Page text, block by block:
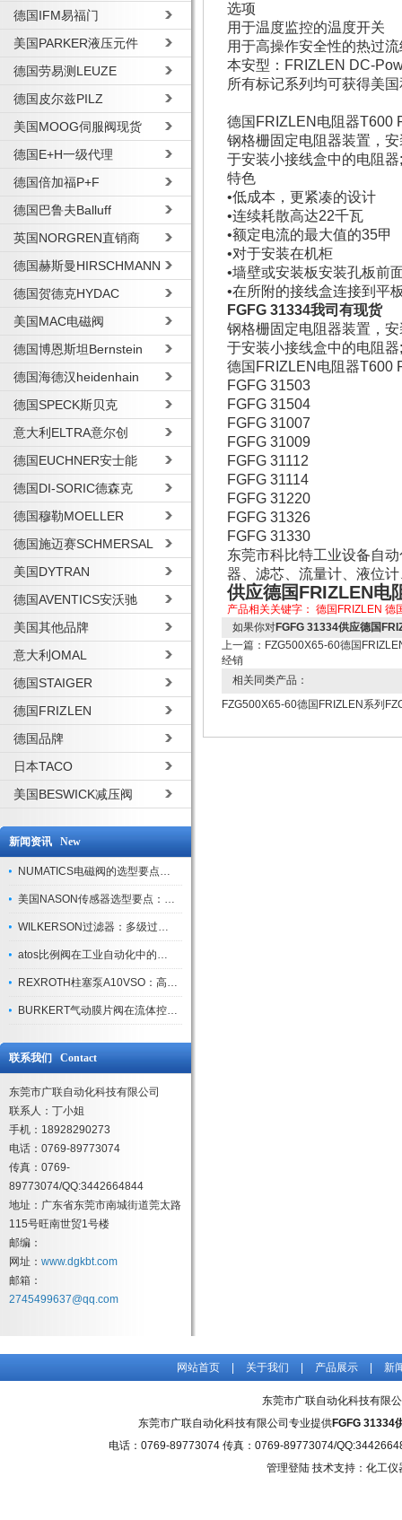
德国IFM易福门
美国PARKER液压元件
德国劳易测LEUZE
德国皮尔兹PILZ
美国MOOG伺服阀现货
德国E+H一级代理
德国倍加福P+F
德国巴鲁夫Balluff
英国NORGREN直销商
德国赫斯曼HIRSCHMANN
德国贺德克HYDAC
美国MAC电磁阀
德国博恩斯坦Bernstein
德国海德汉heidenhain
德国SPECK斯贝克
意大利ELTRA意尔创
德国EUCHNER安士能
德国DI-SORIC德森克
德国穆勒MOELLER
德国施迈赛SCHMERSAL
美国DYTRAN
德国AVENTICS安沃驰
美国其他品牌
意大利OMAL
德国STAIGER
德国FRIZLEN
德国品牌
日本TACO
美国BESWICK减压阀
新闻资讯 New
NUMATICS电磁阀的选型要点与使用注意事项
美国NASON传感器选型要点：精度、量程与接口适配指南
WILKERSON过滤器：多级过滤技术，适配多行业净化需求
atos比例阀在工业自动化中的关键应用
REXROTH柱塞泵A10VSO：高效液压系统的核心组件
BURKERT气动膜片阀在流体控制中的应用
联系我们 Contact
东莞市广联自动化科技有限公司
联系人：丁小姐
手机：18928290273
电话：0769-89773074
传真：0769-
89773074/QQ:3442664844
地址：广东省东莞市南城街道莞太路
115号旺南世贸1号楼
邮编：
网址： www.dgkbt.com
邮箱：
2745499637@qq.com
选项
用于温度监控的温度开关
用于高操作安全性的热过
本安型：FRIZLEN DC-
所有标记系列均可获得美
德国FRIZLEN电阻器T600
钢格栅固定电阻器装置，
于安装小接线盒中的电阻
特色
•低成本，更紧凑的设计
•连续耗散高达22千瓦
•额定电流的最大值的35甲
•对于安装在机柜
•墙壁或安装板安装孔板前
•在所附的接线盒连接到平
FGFG 31334我司有现货
钢格栅固定电阻器装置，
于安装小接线盒中的电阻
德国FRIZLEN电阻器T600
FGFG 31503
FGFG 31504
FGFG 31007
FGFG 31009
FGFG 31112
FGFG 31114
FGFG 31220
FGFG 31326
FGFG 31330
东莞市科比特工业设备自
器、滤芯、流量计、液位
供应德国FRIZLEN电
产品相关关键字： 德国FRIZLEN 德
如果你对FGFG 31334供应德国
上一篇： FZG500X65-60德国
经销
相关同类产品：
FZG500X65-60德国FRIZLEN系列
网站首页 关于我们 产品展示 新
东莞市广联自动化科技有限
东莞市广联自动化科技有限公司专业提供FGFG 31334
电话：0769-89773074 传真：0769-89773074/
管理登陆 技术支持：化工